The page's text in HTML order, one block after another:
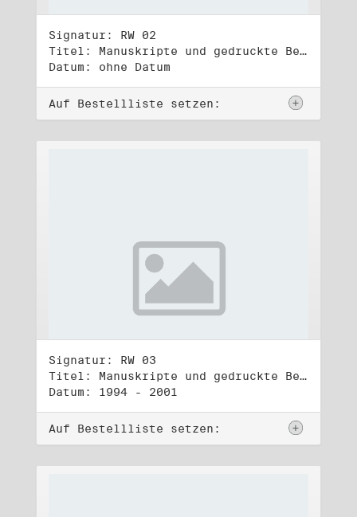
Signatur: RW 02
Titel: Manuskripte und gedruckte Belege (2)
Datum: ohne Datum
Auf Bestellliste setzen:
Signatur: RW 03
Titel: Manuskripte und gedruckte Belege (3)
Datum: 1994 - 2001
Auf Bestellliste setzen: